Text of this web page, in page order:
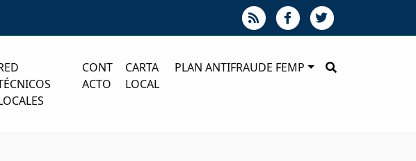
CONT
ACTO
CARTA
LOCAL
PLAN ANTIFRAUDE FEMP